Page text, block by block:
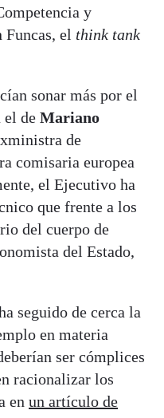
y
Funcas, el think tank
sonar más por el
el de Mariano
de
comisaria europea
el Ejecutivo ha
que frente a los
del cuerpo de
del Estado,
seguido de cerca la
en materia
ser cómplices
racionalizar los
en un artículo de